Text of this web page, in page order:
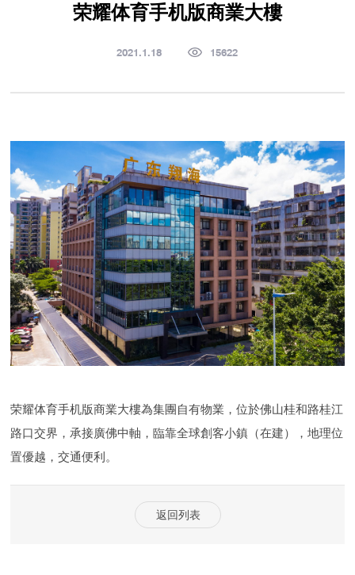
荣耀体育手机版商業大樓
2021.1.18 15622
荣耀体育手机版商業大樓為集團自有物業，位於佛山桂和路桂江
路口交界，承接廣佛中軸，臨靠全球創客小鎮（在建），地理位
置優越，交通便利。
返回列表